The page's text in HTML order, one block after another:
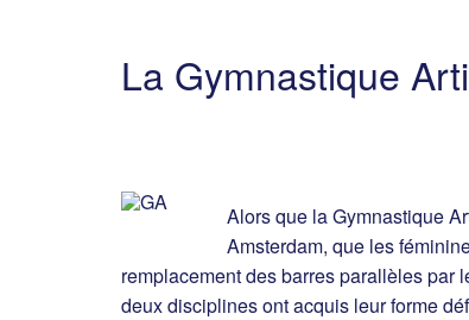
La Gymnastique
Alors que la Gymnastique
Amsterdam, que les
remplacement des barres parallèles par
deux disciplines ont acquis leur forme